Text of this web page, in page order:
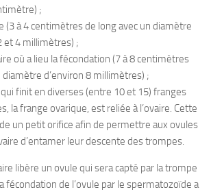
;
(3 à 4 centimètres de long avec un diamètre
et 4 millimètres) ;
où a lieu la fécondation (7 à 8 centimètres
diamètre d’environ 8 millimètres) ;
finit en diverses (entre 10 et 15) franges
la frange ovarique, est reliée à l’ovaire. Cette
un petit orifice afin de permettre aux ovules
d’entamer leur descente des trompes.
libère un ovule qui sera capté par la trompe
fécondation de l’ovule par le spermatozoïde a